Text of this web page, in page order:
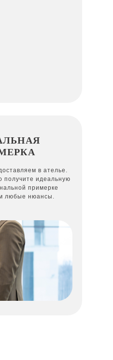
в ателье.
получите идеальную
примерке
любые нюансы.